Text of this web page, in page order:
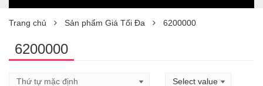
Trang chủ Sản phẩm Giá Tối Đa 6200000
6200000